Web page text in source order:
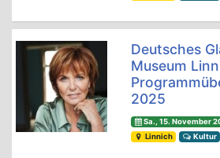
Deutsches
Museum
2025
Sa., 15. November
Linnich
Kultur